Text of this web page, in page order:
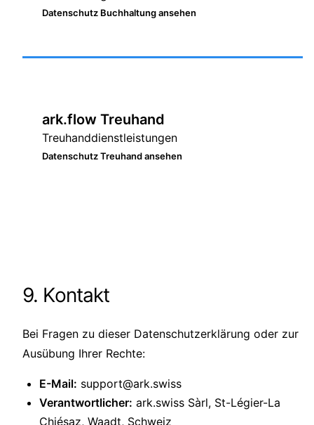
Datenschutz Buchhaltung ansehen
ark.flow Treuhand
Treuhanddienstleistungen
Datenschutz Treuhand ansehen
9. Kontakt
Bei Fragen zu dieser Datenschutzerklärung oder zur
Ausübung Ihrer Rechte:
E-Mail: support@ark.swiss
Verantwortlicher: ark.swiss Sàrl, St-Légier-La
Chiésaz, Waadt, Schweiz